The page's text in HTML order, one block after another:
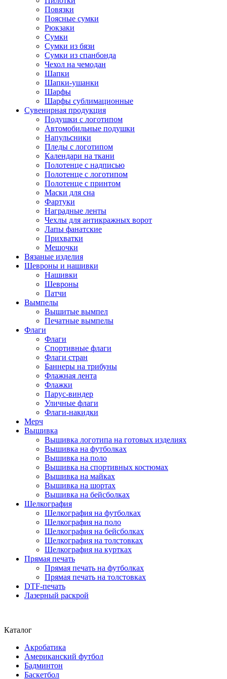
Повязки
Поясные сумки
Рюкзаки
Сумки
Сумки из бязи
Сумки из спанбонда
Чехол на чемодан
Шапки
Шапки-ушанки
Шарфы
Шарфы сублимационные
Сувенирная продукция
Подушки с логотипом
Автомобильные подушки
Напульсники
Пледы с логотипом
Календари на ткани
Полотенце с надписью
Полотенце с логотипом
Полотенце с принтом
Маски для сна
Фартуки
Наградные ленты
Чехлы для антикражных ворот
Лапы фанатские
Прихватки
Мешочки
Вязаные изделия
Шевроны и нашивки
Нашивки
Шевроны
Патчи
Вымпелы
Вышитые вымпел
Печатные вымпелы
Флаги
Флаги
Спортивные флаги
Флаги стран
Баннеры на трибуны
Флажная лента
Флажки
Парус-виндер
Уличные флаги
Флаги-накидки
Мерч
Вышивка
Вышивка логотипа на готовых изделиях
Вышивка на футболках
Вышивка на поло
Вышивка на спортивных костюмах
Вышивка на майках
Вышивка на шортах
Вышивка на бейсболках
Шелкография
Шелкография на футболках
Шелкография на поло
Шелкография на бейсболках
Шелкография на толстовках
Шелкография на куртках
Прямая печать
Прямая печать на футболках
Прямая печать на толстовках
DTF-печать
Лазерный раскрой
Каталог
Акробатика
Американский футбол
Бадминтон
Баскетбол